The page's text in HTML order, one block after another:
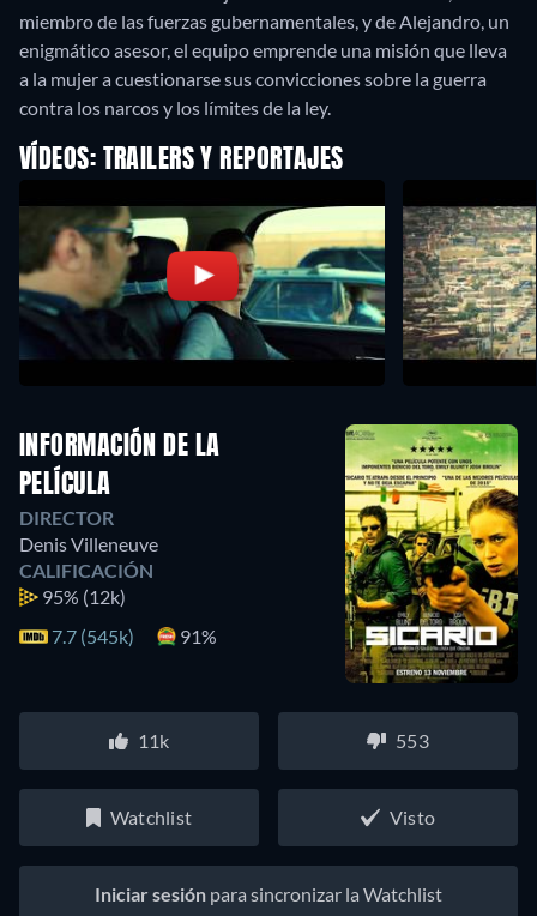
miembro de las fuerzas gubernamentales, y de Alejandro, un
enigmático asesor, el equipo emprende una misión que lleva
a la mujer a cuestionarse sus convicciones sobre la guerra
contra los narcos y los límites de la ley.
VÍDEOS: TRAILERS Y REPORTAJES
INFORMACIÓN DE LA
PELÍCULA
DIRECTOR
Denis Villeneuve
CALIFICACIÓN
95% (12k)
7.7 (545k)
91%
11k 553
Watchlist Visto
Iniciar sesión para sincronizar la Watchlist